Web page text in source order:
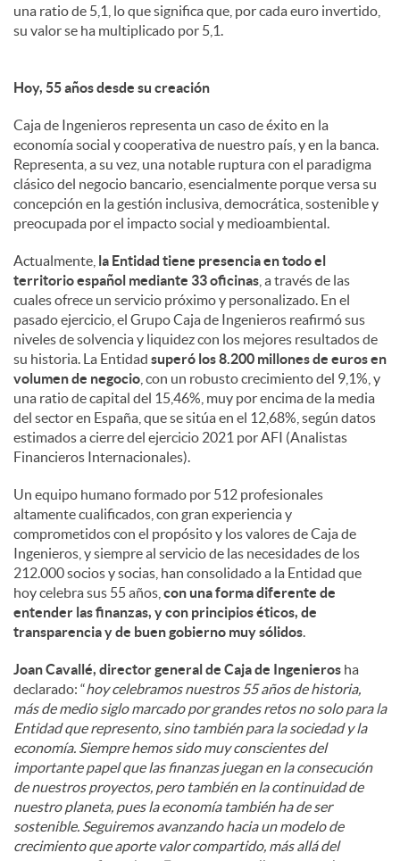
una ratio de 5,1, lo que significa que, por cada euro invertido,
su valor se ha multiplicado por 5,1.
Hoy, 55 años desde su creación
Caja de Ingenieros representa un caso de éxito en la
economía social y cooperativa de nuestro país, y en la banca.
Representa, a su vez, una notable ruptura con el paradigma
clásico del negocio bancario, esencialmente porque versa su
concepción en la gestión inclusiva, democrática, sostenible y
preocupada por el impacto social y medioambiental.
Actualmente, la Entidad tiene presencia en todo el
territorio español mediante 33 oficinas , a través de las
cuales ofrece un servicio próximo y personalizado. En el
pasado ejercicio, el Grupo Caja de Ingenieros reafirmó sus
niveles de solvencia y liquidez con los mejores resultados de
su historia. La Entidad superó los 8.200 millones de euros en
volumen de negocio , con un robusto crecimiento del 9,1%, y
una ratio de capital del 15,46%, muy por encima de la media
del sector en España, que se sitúa en el 12,68%, según datos
estimados a cierre del ejercicio 2021 por AFI (Analistas
Financieros Internacionales).
Un equipo humano formado por 512 profesionales
altamente cualificados, con gran experiencia y
comprometidos con el propósito y los valores de Caja de
Ingenieros, y siempre al servicio de las necesidades de los
212.000 socios y socias, han consolidado a la Entidad que
hoy celebra sus 55 años, con una forma diferente de
entender las finanzas, y con principios éticos, de
transparencia y de buen gobierno muy sólidos.
Joan Cavallé, director general de Caja de Ingenieros ha
declarado: “hoy celebramos nuestros 55 años de historia,
más de medio siglo marcado por grandes retos no solo para la
Entidad que represento, sino también para la sociedad y la
economía. Siempre hemos sido muy conscientes del
importante papel que las finanzas juegan en la consecución
de nuestros proyectos, pero también en la continuidad de
nuestro planeta, pues la economía también ha de ser
sostenible. Seguiremos avanzando hacia un modelo de
crecimiento que aporte valor compartido, más allá del